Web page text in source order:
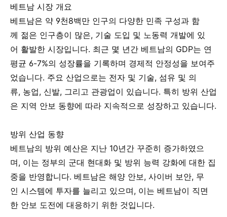
베트남 시장 개요
베트남은 약 9천8백만 인구의 다양한 민족 구성과 함
께 젊은 인구층이 많은, 기술 도입 및 노동력 개발에 있
어 활발한 시장입니다. 최근 몇 년간 베트남의 GDP는 연
평균 6-7%의 성장률을 기록하며 경제적 안정성을 보여주
었습니다. 주요 산업으로는 전자 및 기술, 섬유 및 의
류, 농업, 신발, 그리고 관광업이 있습니다. 특히 방위 산업
은 지역 안보 동향에 따라 지속적으로 성장하고 있습니다.
방위 산업 동향
베트남의 방위 예산은 지난 10년간 꾸준히 증가하였으
며, 이는 정부의 군대 현대화 및 방위 능력 강화에 대한 집
중을 반영합니다. 베트남은 해양 안보, 사이버 보안, 무
인 시스템에 투자를 늘리고 있으며, 이는 베트남이 직면
한 안보 도전에 대응하기 위한 것입니다.